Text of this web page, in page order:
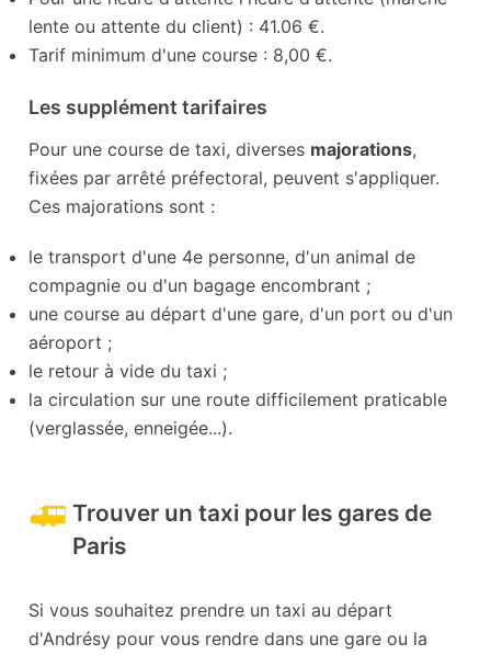
lente ou attente du client) : 41.06 €.
Tarif minimum d'une course : 8,00 €.
Les supplément tarifaires
Pour une course de taxi, diverses majorations,
fixées par arrêté préfectoral, peuvent s'appliquer.
Ces majorations sont :
le transport d'une 4e personne, d'un animal de
compagnie ou d'un bagage encombrant ;
une course au départ d'une gare, d'un port ou d'un
aéroport ;
le retour à vide du taxi ;
la circulation sur une route difficilement praticable
(verglassée, enneigée...).
Trouver un taxi pour les gares de
Paris
Si vous souhaitez prendre un taxi au départ
d'Andrésy pour vous rendre dans une gare ou la